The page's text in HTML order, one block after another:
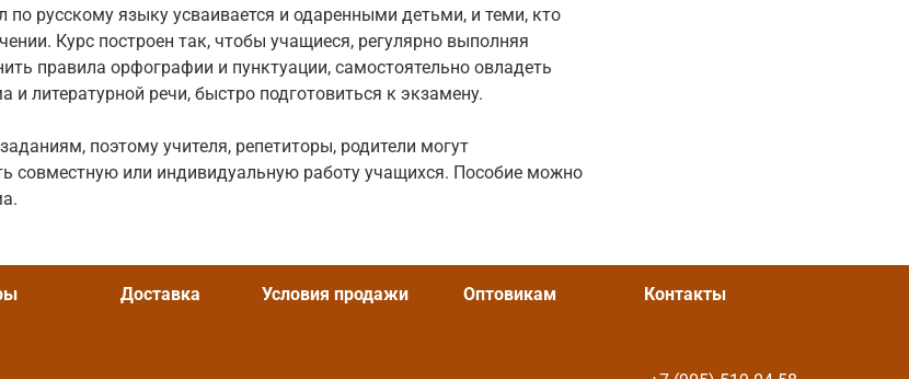
русскому языку усваивается и одаренными детьми, и теми, кто
Курс построен так, чтобы учащиеся, регулярно выполняя
правила орфографии и пунктуации, самостоятельно овладеть
литературной речи, быстро подготовиться к экзамену.
поэтому учителя, репетиторы, родители могут
совместную или индивидуальную работу учащихся. Пособие можно
Доставка Условия продажи Оптовикам Контакты